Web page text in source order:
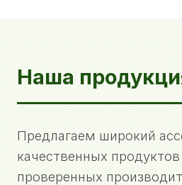
Наша
Предлагаем широкий
качественных
проверенных